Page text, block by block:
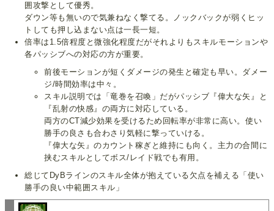
囲攻撃として優秀。
ダウン等も無いので気兼ねなく撃てる。ノックバックが弱くヒッ
トしても押し込まない点は一長一短。
倍率は1.5倍程度と微強化程度だがそれよりもスキルモーションや
各パッシブへの対応の方が重要。
前後モーションが短くダメージの発生と確定も早い。ダメー
ジ/時間効率は中々。
スキル説明では「竜巻を召喚」だがパッシブ『偉大な矢』と
『乱射の快感』の両方に対応している。
両方のCT減少効果を受けるため回転率が非常に高い。使い
勝手の良さも合わさり気軽に撃っていける。
『偉大な矢』のカウント稼ぎと維持にも向く。主力の合間に
挟むスキルとしてボス/レイド戦でも有用。
総じてDyBラインのスキル全体が抱えている欠点を補える「使い
勝手の良い中範囲スキル」